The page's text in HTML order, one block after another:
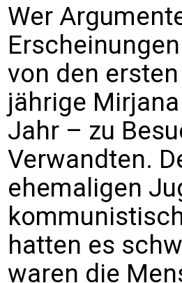
Wer
von den
jährige
Jahr – zu
Verwandten.
ehemaligen
hatten es
waren die